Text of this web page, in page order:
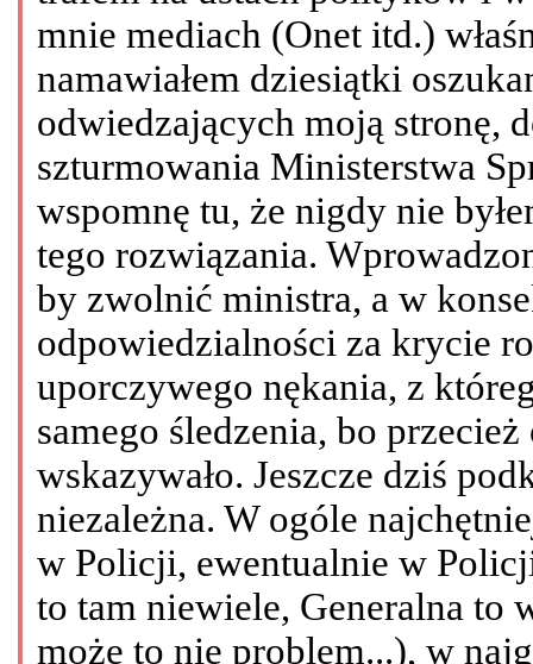
mnie mediach (Onet itd.)
namawiałem dziesiątki
odwiedzających moją stronę,
szturmowania Ministerstwa
wspomnę tu, że nigdy nie
tego rozwiązania.
by zwolnić ministra, a w
odpowiedzialności za krycie
uporczywego nękania, z
samego śledzenia, bo
wskazywało. Jeszcze dziś
niezależna. W ogóle
w Policji, ewentualnie w
to tam niewiele, Generalna to
może to nie problem...), w